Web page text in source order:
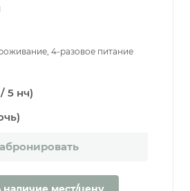
4-разовое питание
5 нч)